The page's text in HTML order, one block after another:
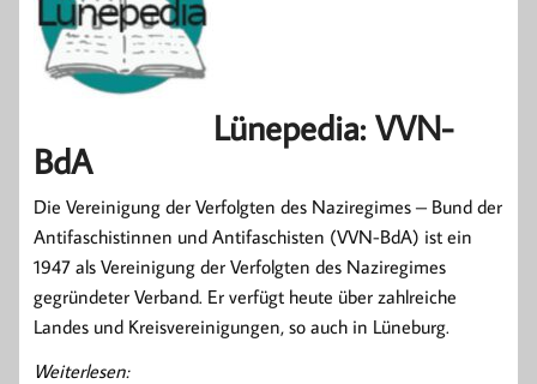
Lünepedia: VVN-
BdA
Die Vereinigung der Verfolgten des Naziregimes – Bund der
Antifaschistinnen und Antifaschisten (VVN-BdA) ist ein
1947 als Vereinigung der Verfolgten des Naziregimes
gegründeter Verband. Er verfügt heute über zahlreiche
Landes und Kreisvereinigungen, so auch in Lüneburg.
Weiterlesen: